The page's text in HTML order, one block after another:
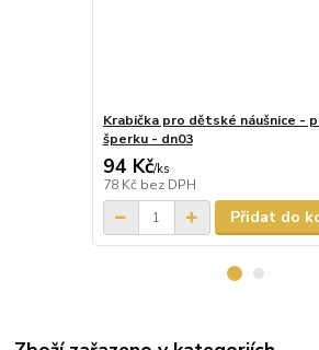
Krabička pro dětské náušnice -
šperku - dn03
94 Kč/ks
78 Kč bez DPH
Přidat do